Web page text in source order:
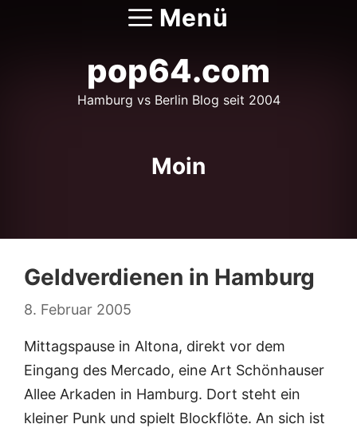
Menü
pop64.com
Hamburg vs Berlin Blog seit 2004
Moin
Geldverdienen in Hamburg
8. Februar 2005
Mittagspause in Altona, direkt vor dem
Eingang des Mercado, eine Art Schönhauser
Allee Arkaden in Hamburg. Dort steht ein
kleiner Punk und spielt Blockflöte. An sich ist